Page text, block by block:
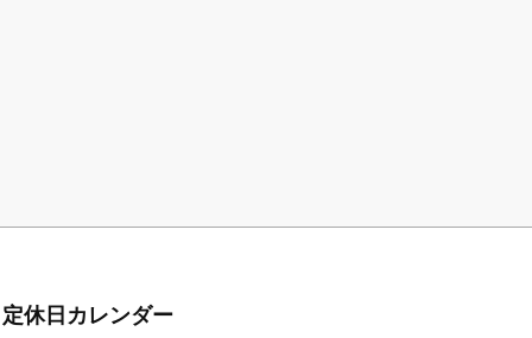
定休日カレンダー